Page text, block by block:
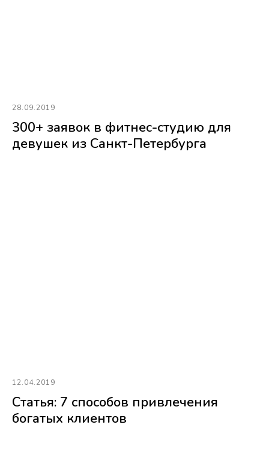
28.09.2019
300+ заявок в фитнес-студию для
девушек из Санкт-Петербурга
12.04.2019
Статья: 7 способов привлечения
богатых клиентов